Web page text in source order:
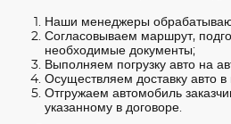
Наши менеджеры
Согласовываем маршрут,
необходимые документы;
Выполняем погрузку авто на
Осуществляем доставку авто в
Отгружаем автомобиль
указанному в договоре.